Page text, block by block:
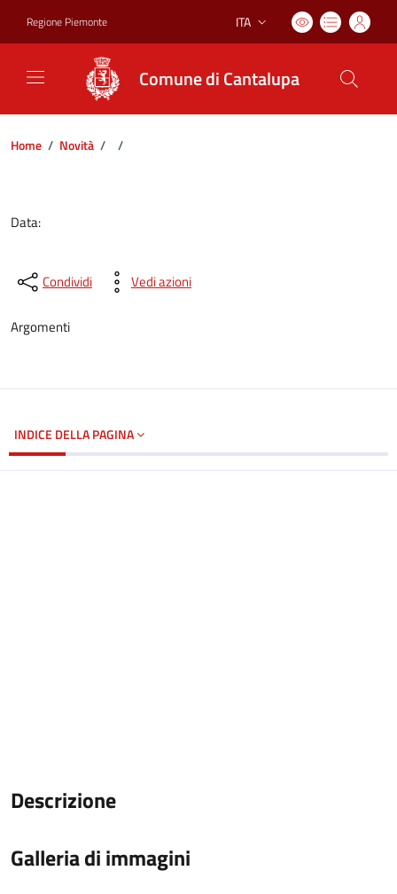
Regione Piemonte Lingua attiva:
ITA
Comune di Cantalupa
Home / Novità / /
Data:
Condividi Vedi azioni
Argomenti
INDICE DELLA PAGINA
Descrizione
Galleria di immagini